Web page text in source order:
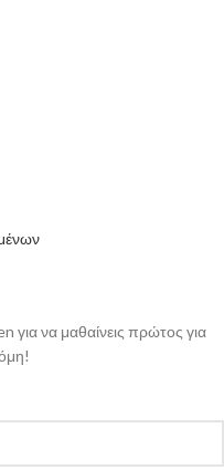
να μαθαίνεις πρώτος για